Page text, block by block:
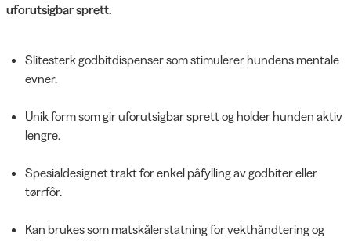
uforutsigbar sprett.
Slitesterk godbitdispenser som stimulerer hundens mentale
evner.
Unik form som gir uforutsigbar sprett og holder hunden aktiv
lengre.
Spesialdesignet trakt for enkel påfylling av godbiter eller
tørrfôr.
Kan brukes som matskålerstatning for vekthåndtering og